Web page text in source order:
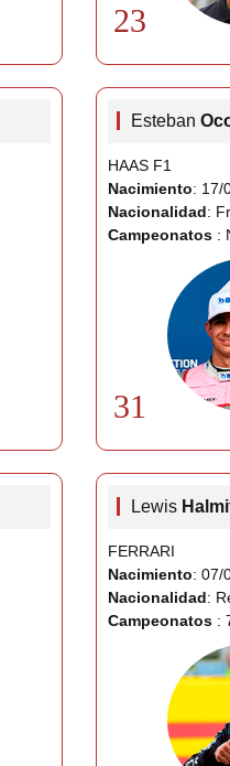
23
Esteban
HAAS F1
Nacimiento: 17/
Nacionalidad:
Campeonatos :
31
Lewis
FERRARI
Nacimiento: 07/
Nacionalidad:
Campeonatos :